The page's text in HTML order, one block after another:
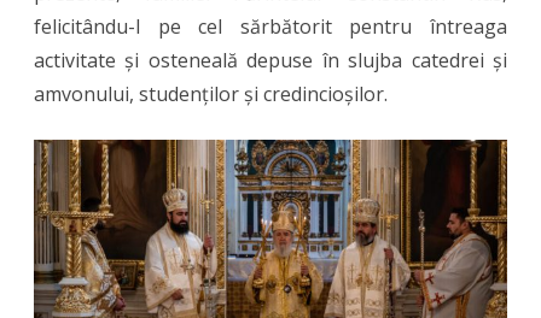
felicitându-l pe cel sărbătorit pentru întreaga
activitate și osteneală depuse în slujba catedrei și
amvonului, studenților și credincioșilor.